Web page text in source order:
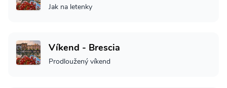
Jak na letenky
Víkend - Brescia
Prodloužený víkend